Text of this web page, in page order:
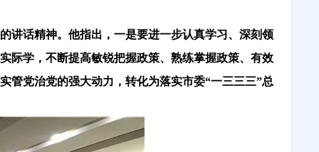
讲话精神。他指出，一是要进一步认真学习、深刻领
际学，不断提高敏锐把握政策、熟练掌握政策、有效
管党治党的强大动力，转化为落实市委“一三三三”总